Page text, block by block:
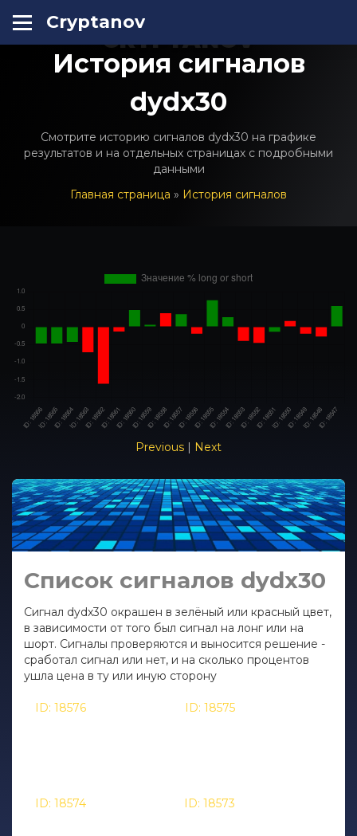
Cryptanov
CRYPTANOV
История сигналов
dydx30
Смотрите историю сигналов dydx30 на графике
результатов и на отдельных страницах с подробными
данными
Главная страница » История сигналов
Previous | Next
Список сигналов dydx30
Сигнал dydx30 окрашен в зелёный или красный цвет,
в зависимости от того был сигнал на лонг или на
шорт. Сигналы проверяются и выносится решение -
сработал сигнал или нет, и на сколько процентов
ушла цена в ту или иную сторону
ID: 18576 ID: 18575- дата сигнала:
ID: 18574
ID: 18573